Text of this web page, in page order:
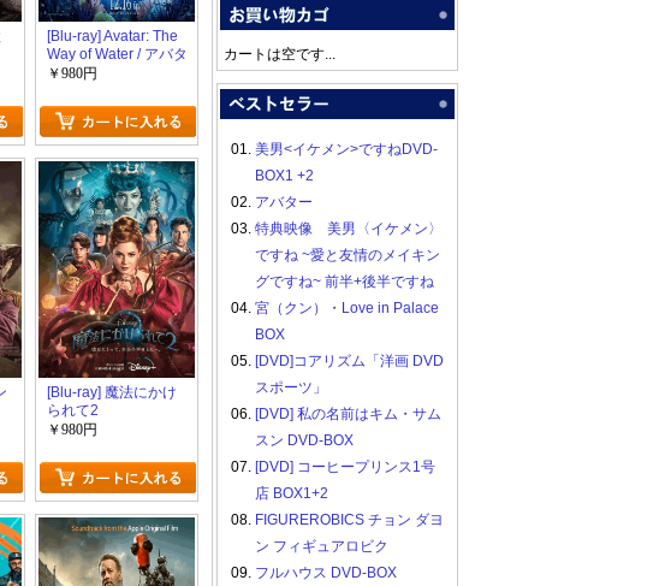
[Blu-ray] Avatar: The
Way of Water / アバタ
ー：ウェイ・オブ・
￥980円
[Blu-ray] 魔法にかけ
られて2
Disenchanted
￥980円
カートは空です...
01. 美男<イケメン>ですねDVD-
BOX1 +2
02. アバター
03. 特典映像 美男〈イケメン〉
ですね ~愛と友情のメイキン
グですね~ 前半+後半ですね
04. 宮（クン）・Love in Palace
BOX
05. [DVD]コアリズム「洋画 DVD
スポーツ」
06. [DVD] 私の名前はキム・サム
スン DVD-BOX
07. [DVD] コーヒープリンス1号
店 BOX1+2
08. FIGUREROBICS チョン ダヨ
ン フィギュアロビク
09. フルハウス DVD-BOX